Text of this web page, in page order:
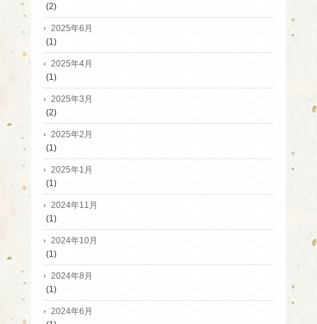
(2)
2025年6月
(1)
2025年4月
(1)
2025年3月
(2)
2025年2月
(1)
2025年1月
(1)
2024年11月
(1)
2024年10月
(1)
2024年8月
(1)
2024年6月